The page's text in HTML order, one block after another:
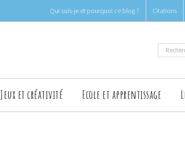
Qui suis-je et pourquoi ce blog ? Citations
Jeux et créativité Ecole et apprentissage